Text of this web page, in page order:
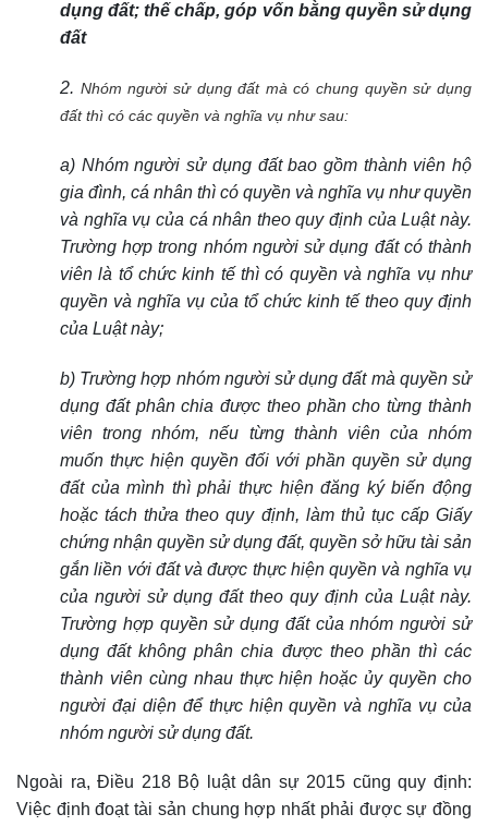
dụng đất; thế chấp, góp vốn bằng quyền sử dụng
đất
2. Nhóm người sử dụng đất mà có chung quyền sử dụng
đất thì có các quyền và nghĩa vụ như sau:
a) Nhóm người sử dụng đất bao gồm thành viên hộ
gia đình, cá nhân thì có quyền và nghĩa vụ như quyền
và nghĩa vụ của cá nhân theo quy định của Luật này.
Trường hợp trong nhóm người sử dụng đất có thành
viên là tổ chức kinh tế thì có quyền và nghĩa vụ như
quyền và nghĩa vụ của tổ chức kinh tế theo quy định
của Luật này;
b) Trường hợp nhóm người sử dụng đất mà quyền sử
dụng đất phân chia được theo phần cho từng thành
viên trong nhóm, nếu từng thành viên của nhóm
muốn thực hiện quyền đối với phần quyền sử dụng
đất của mình thì phải thực hiện đăng ký biến động
hoặc tách thửa theo quy định, làm thủ tục cấp Giấy
chứng nhận quyền sử dụng đất, quyền sở hữu tài sản
gắn liền với đất và được thực hiện quyền và nghĩa vụ
của người sử dụng đất theo quy định của Luật này.
Trường hợp quyền sử dụng đất của nhóm người sử
dụng đất không phân chia được theo phần thì các
thành viên cùng nhau thực hiện hoặc ủy quyền cho
người đại diện để thực hiện quyền và nghĩa vụ của
nhóm người sử dụng đất.
Ngoài ra, Điều 218 Bộ luật dân sự 2015 cũng quy định:
Việc định đoạt tài sản chung hợp nhất phải được sự đồng